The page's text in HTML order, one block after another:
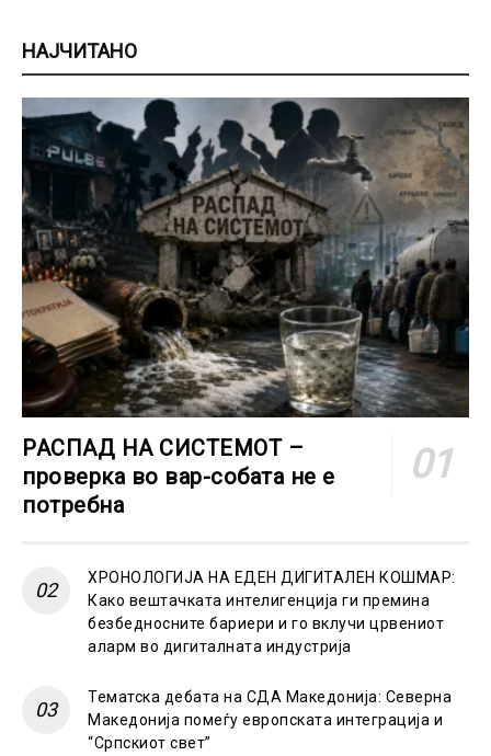
НАЈЧИТАНО
РАСПАД НА СИСТЕМОТ –
проверка во вар-собата не е
потребна
ХРОНОЛОГИЈА НА ЕДЕН ДИГИТАЛЕН КОШМАР:
Како вештачката интелигенција ги премина
безбедносните бариери и го вклучи црвениот
аларм во дигиталната индустрија
Тематска дебата на СДА Македонија: Северна
Македонија помеѓу европската интеграција и
“Српскиот свет”